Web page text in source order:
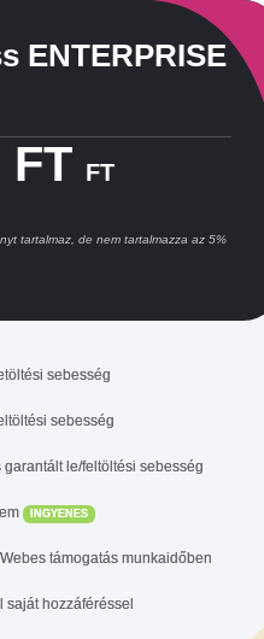
ENTERPRISE
FT FT
tartalmaz, de nem tartalmazza az 5%
sebesség
sebesség
garantált le/feltöltési sebesség
INGYENES
támogatás munkaidőben
saját hozzáféréssel